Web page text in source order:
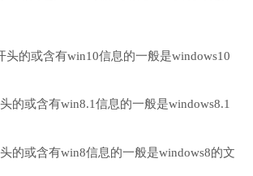
头的或含有win10信息的一般是windows10
的或含有win8.1信息的一般是windows8.1
的或含有win8信息的一般是windows8的文